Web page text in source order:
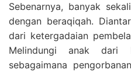
Sebenarnya, banyak
dengan beraqiqah.
dari ketergadaian
Melindungi anak dari
sebagaimana